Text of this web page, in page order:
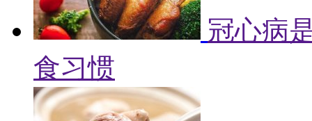
冠心病
食习惯